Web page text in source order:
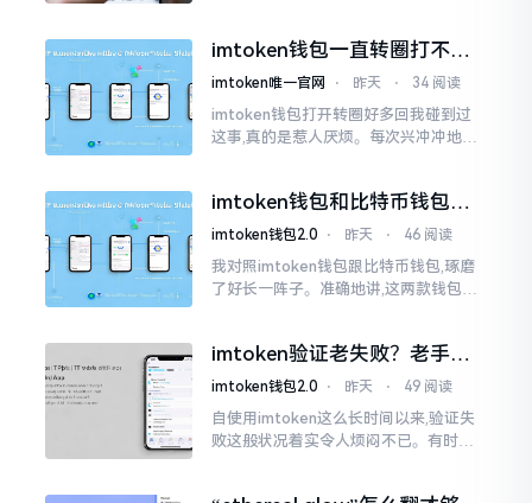
imtoken钱包一直转圈打不开
解决办法分享
imtoken唯一官网 ⋅ 昨天 ⋅ 34 阅读
imtoken钱包打开转圈好多回我碰到过
这事,真的是惹人厌烦。每次兴冲冲地开
大家说法不尽相同
imtoken钱包和比特币钱包，
谁更安全？老玩家来聊聊
imtoken钱包2.0 ⋅ 昨天 ⋅ 46 阅读
我对照imtoken钱包跟比特币钱包,琢磨
了好长一阵子。准确地讲,这两款钱包我
挺美观
imtoken验证老失败？老手教
你几招搞定
imtoken钱包2.0 ⋅ 昨天 ⋅ 49 阅读
自使用imtoken这么长时间以来,验证失
败这般状况着实令人烦闷不已。有时急